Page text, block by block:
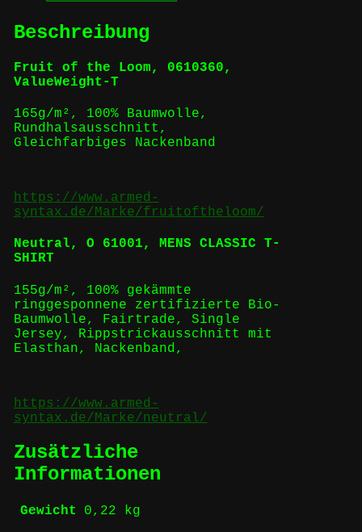
Beschreibung
Fruit of the Loom, 0610360,
ValueWeight-T
165g/m², 100% Baumwolle,
Rundhalsausschnitt,
Gleichfarbiges Nackenband
https://www.armed-
syntax.de/Marke/fruitoftheloom/
Neutral, O 61001, MENS CLASSIC T-
SHIRT
155g/m², 100% gekämmte
ringgesponnene zertifizierte Bio-
Baumwolle, Fairtrade, Single
Jersey, Rippstrickausschnitt mit
Elasthan, Nackenband,
https://www.armed-
syntax.de/Marke/neutral/
Zusätzliche
Informationen
Gewicht 0,22 kg